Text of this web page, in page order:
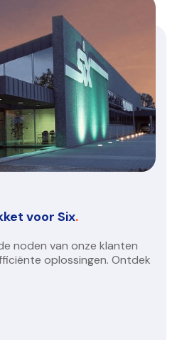
voor Six.
noden van onze klanten
oplossingen. Ontdek